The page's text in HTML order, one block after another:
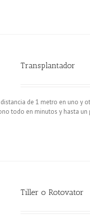
Transplantador
de 1 metro en uno y
todo en minutos y hasta
Tiller o Rotovator